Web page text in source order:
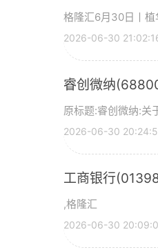
格隆汇6月30日丨
2026-06-30
睿创微纳
原标题:睿创微纳:关
2026-06-30
工商银行
,格隆汇
2026-06-30